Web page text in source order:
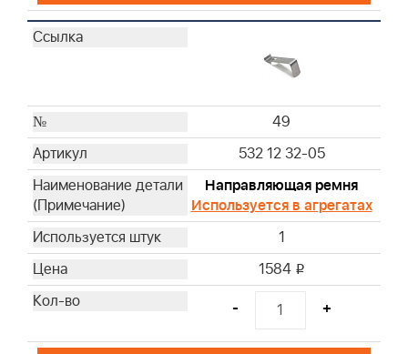
49
532 12 32-05
Направляющая ремня
Используется в агрегатах
1
1584 i
- +